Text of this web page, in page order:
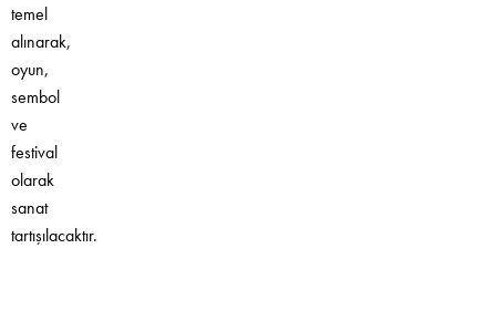
temel
alınarak,
oyun,
sembol
ve
festival
olarak
sanat
tartışılacaktır.